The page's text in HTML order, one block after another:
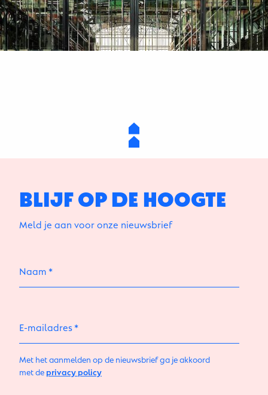
BLIJF OP DE HOOGTE
Meld je aan voor onze nieuwsbrief
Naam
E-mailadres
Met het aanmelden op de nieuwsbrief ga je akkoord
met de privacy policy